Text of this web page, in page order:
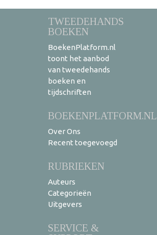
TWEEDEHANDS
BOEKEN
BoekenPlatform.nl
toont het aanbod
van tweedehands
boeken en
tijdschriften
BOEKENPLATFORM.NL
Over Ons
Recent toegevoegd
RUBRIEKEN
Auteurs
Categorieën
Uitgevers
SERVICE &